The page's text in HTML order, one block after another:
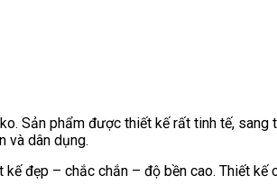
Sản phẩm được thiết kế rất tinh tế,
và dân dụng.
đẹp – chắc chắn – độ bền cao. Thiết